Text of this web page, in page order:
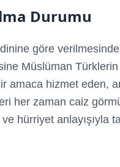
Durumu
göre
Müslüman
amaca hizmet eden,
her zaman caiz
hürriyet anlayışıyla